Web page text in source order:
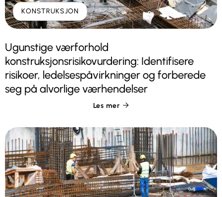
KONSTRUKSJON
Ugunstige værforhold
konstruksjonsrisikovurdering: Identifisere
risikoer, ledelsespåvirkninger og forberede
seg på alvorlige værhendelser
Les mer 